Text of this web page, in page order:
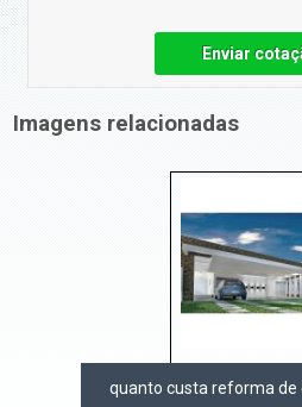
Enviar
Imagens relacionadas
quanto custa reforma de